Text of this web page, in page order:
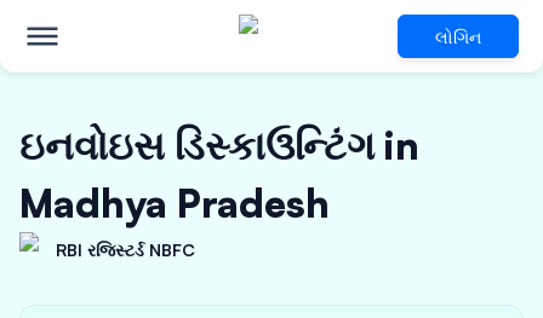
લોગિન
ઇનવોઇસ ડિસ્કાઉન્ટિંગ in
Madhya Pradesh
RBI રજિસ્ટર્ડ NBFC